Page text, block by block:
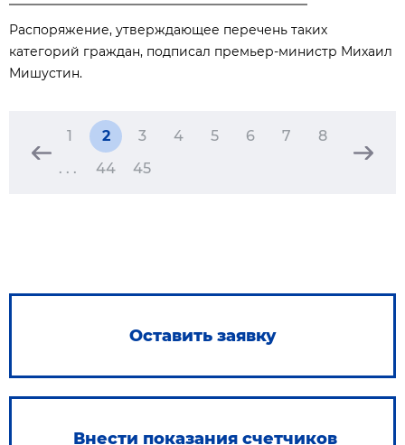
Распоряжение, утверждающее перечень таких
категорий граждан, подписал премьер-министр Михаил
Мишустин.
1 2 3 4 5 6 7
8
. . .
44 45
Оставить заявку
Внести показания счетчиков